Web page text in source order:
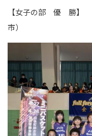
【女子の部 優 勝】
市）